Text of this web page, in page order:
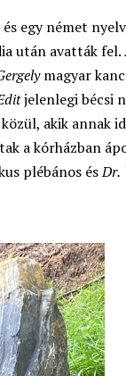
egy német
után avatták
magyar
jelenlegi bécsi
akik annak
a kórházban
plébános ésDr.